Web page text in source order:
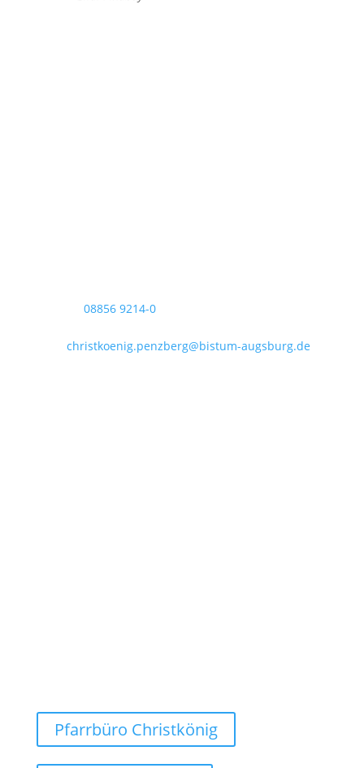
08856 9214-0
christkoenig.penzberg@bistum-augsburg.de
Pfarrbüro Christkönig